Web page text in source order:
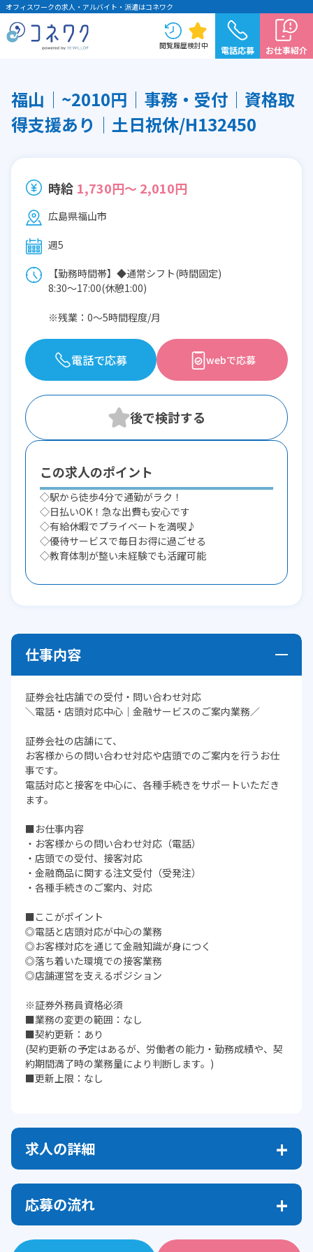
オフィスワークの求人・アルバイト・派遣はコネワク
閲覧履歴検討中 電話応募 お仕事紹介
福山│~2010円│事務・受付│資格取
得支援あり│土日祝休/H132450
時給 1,730円～ 2,010円
広島県福山市
週5
【勤務時間帯】◆通常シフト(時間固定)
8:30〜17:00(休憩1:00)
※残業：0〜5時間程度/月
電話で応募 webで応募
この求人のポイント
◇駅から徒歩4分で通勤がラク！
◇日払いOK！急な出費も安心です
◇有給休暇でプライベートを満喫♪
◇優待サービスで毎日お得に過ごせる
◇教育体制が整い未経験でも活躍可能
仕事内容
証券会社店舗での受付・問い合わせ対応
＼電話・店頭対応中心｜金融サービスのご案内業務／
証券会社の店舗にて、
お客様からの問い合わせ対応や店頭でのご案内を行うお仕
事です。
電話対応と接客を中心に、各種手続きをサポートいただき
ます。
■お仕事内容
・お客様からの問い合わせ対応（電話）
・店頭での受付、接客対応
・金融商品に関する注文受付（受発注）
・各種手続きのご案内、対応
■ここがポイント
◎電話と店頭対応が中心の業務
◎お客様対応を通じて金融知識が身につく
◎落ち着いた環境での接客業務
◎店舗運営を支えるポジション
※証券外務員資格必須
■業務の変更の範囲：なし
■契約更新：あり
(契約更新の予定はあるが、労働者の能力・勤務成績や、契
約期間満了時の業務量により判断します。)
■更新上限：なし
求人の詳細
応募の流れ